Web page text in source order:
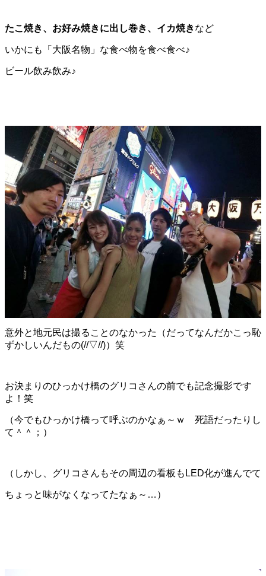
たこ焼き、お好み焼きに出し巻き、イカ焼きなど
いかにも「大阪名物」な食べ物を食べ食べ♪
ビール飲み飲み♪
意外と地元民は撮ることのなかった（だってなんだかこっ恥
ずかしいんだもの(//▽//)）笑
お決まりのひっかけ橋のグリコさんの前でも記念撮影です
よ！笑
（今でもひっかけ橋って呼ぶのかなぁ～ｗ 死語だったりし
て＾＾；）
（しかし、グリコさんもその周辺の看板もLED化が進んでて
ちょっと味がなくなってたなぁ～…）